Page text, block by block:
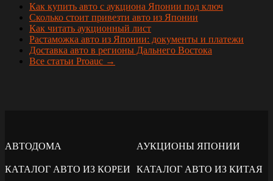
Как купить авто с аукциона Японии под ключ
Сколько стоит привезти авто из Японии
Как читать аукционный лист
Растаможка авто из Японии: документы и платежи
Доставка авто в регионы Дальнего Востока
Все статьи Proauc →
АВТОДОМА АУКЦИОНЫ ЯПОНИИ
КАТАЛОГ АВТО ИЗ КОРЕИ КАТАЛОГ АВТО ИЗ КИТАЯ